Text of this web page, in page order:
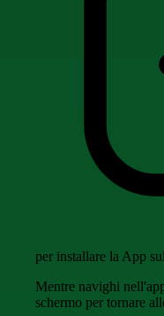
per installare la App
Mentre navighi
schermo per tornare